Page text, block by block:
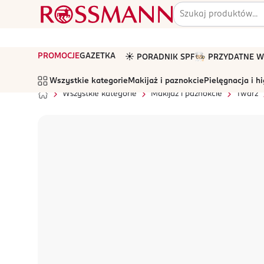
PROMOCJEGAZETKA ☀️ PORADNIK SPF🧑🏻‍🍳 PRZYDATNE
Wszystkie kategorie Makijaż i paznokcie Pielęgnacja i
Wszystkie kategorie
Makijaż i paznokcie Twarz